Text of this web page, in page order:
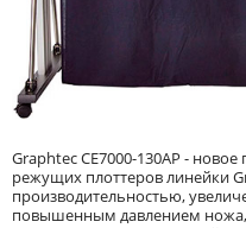
Graphtec CE7000-130AP -
режущих плоттеров линейки
производительностью,
повышенным давлением